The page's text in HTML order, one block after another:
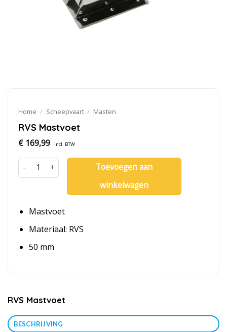
Home / Scheepvaart / Masten
RVS Mastvoet
€169,99 incl. BTW
Toevoegen aan
winkelwagen
Mastvoet
Materiaal: RVS
50 mm
RVS Mastvoet
BESCHRIJVING